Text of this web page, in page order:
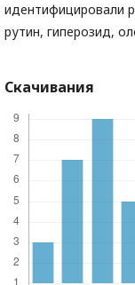
идентифицировали
рутин, гиперозид,
Скачивания